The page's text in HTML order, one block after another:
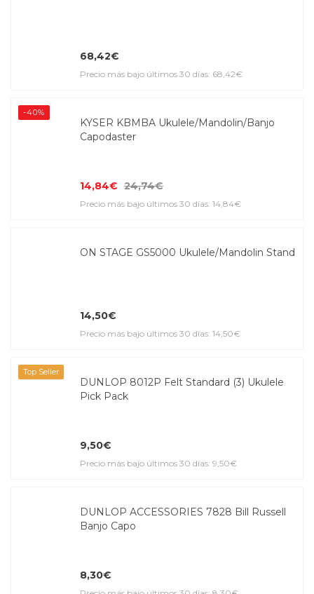
68,42€
Precio más bajo últimos 30 días: 68,42€
-40%
KYSER KBMBA Ukulele/Mandolin/Banjo
Capodaster
14,84€ 24,74€
Precio más bajo últimos 30 días: 14,84€
ON STAGE GS5000 Ukulele/Mandolin Stand
14,50€
Precio más bajo últimos 30 días: 14,50€
Top Seller
DUNLOP 8012P Felt Standard (3) Ukulele
Pick Pack
9,50€
Precio más bajo últimos 30 días: 9,50€
DUNLOP ACCESSORIES 7828 Bill Russell
Banjo Capo
8,30€